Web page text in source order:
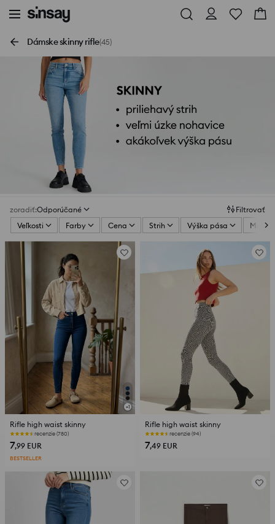
Dámske skinny rifle(45)
zoradiť:Odporúčané
Filtrovať
Veľkosti
Farby Cena Strih Výška pása
+1
Rifle high waist skinny
recenzie (780)
7,99 EUR
BESTSELLER
Rifle high waist skinny
recenzie (94)
7,49 EUR